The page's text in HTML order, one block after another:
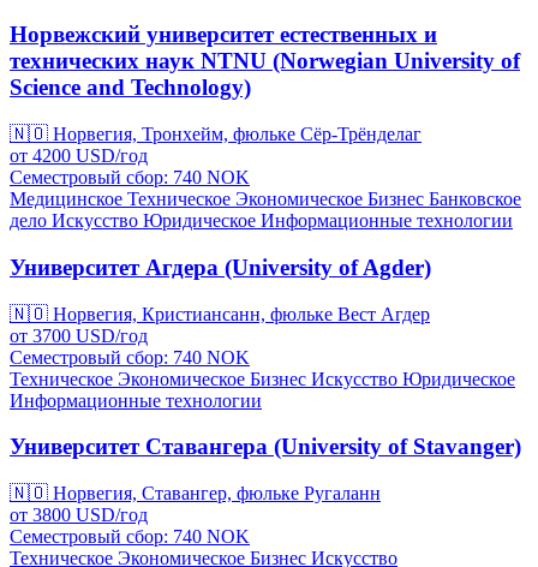
Норвежский университет естественных и
технических наук NTNU (Norwegian University of
Science and Technology)
🇳🇴 Норвегия, Тронхейм, фюльке Сёр-Трёнделаг
от 4200 USD/год
Семестровый сбор: 740 NOK
Медицинское Техническое Экономическое Бизнес Банковское
дело Искусство Юридическое Информационные технологии
Университет Агдера (University of Agder)
🇳🇴 Норвегия, Кристиансанн, фюльке Вест Агдер
от 3700 USD/год
Семестровый сбор: 740 NOK
Техническое Экономическое Бизнес Искусство Юридическое
Информационные технологии
Университет Ставангера (University of Stavanger)
🇳🇴 Норвегия, Ставангер, фюльке Ругаланн
от 3800 USD/год
Семестровый сбор: 740 NOK
Техническое Экономическое Бизнес Искусство